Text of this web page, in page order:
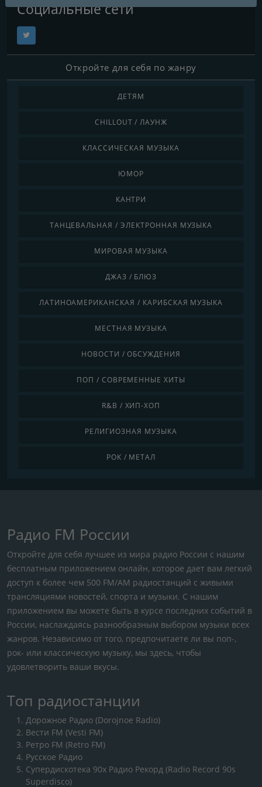
Социальные сети
Откройте для себя по жанру
ДЕТЯМ
CHILLOUT / ЛАУНЖ
КЛАССИЧЕСКАЯ МУЗЫКА
ЮМОР
КАНТРИ
ТАНЦЕВАЛЬНАЯ / ЭЛЕКТРОННАЯ МУЗЫКА
МИРОВАЯ МУЗЫКА
ДЖАЗ / БЛЮЗ
ЛАТИНОАМЕРИКАНСКАЯ / КАРИБСКАЯ МУЗЫКА
МЕСТНАЯ МУЗЫКА
НОВОСТИ / ОБСУЖДЕНИЯ
ПОП / СОВРЕМЕННЫЕ ХИТЫ
R&B / ХИП-ХОП
РЕЛИГИОЗНАЯ МУЗЫКА
РОК / МЕТАЛ
Радио FM России
Откройте для себя лучшее из мира радио России с нашим
бесплатным приложением онлайн, которое дает вам легкий
доступ к более чем 500 FM/AM радиостанций с живыми
трансляциями новостей, спорта и музыки. С нашим
приложением вы можете быть в курсе последних событий в
России, наслаждаясь разнообразным выбором музыки всех
жанров. Независимо от того, предпочитаете ли вы поп-,
рок- или классическую музыку, мы здесь, чтобы
удовлетворить ваши вкусы.
Топ радиостанции
Дорожное Радио (Dorojnoe Radio)
Вести FM (Vesti FM)
Ретро FM (Retro FM)
Русское Радио
Супердискотека 90х Радио Рекорд (Radio Record 90s
Superdisco)